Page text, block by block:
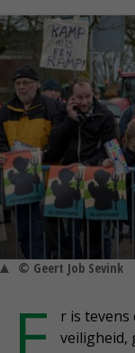
© Geert Job Sevink
r is tevens
veiligheid,